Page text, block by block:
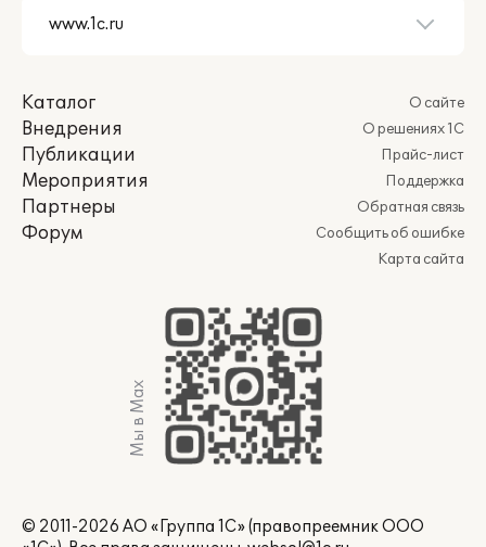
Каталог
Внедрения
Публикации
Мероприятия
Партнеры
Форум
О сайте
О решениях 1С
Прайс-лист
Поддержка
Обратная связь
Сообщить об ошибке
Карта сайта
Мы в Max
© 2011-2026 АО «Группа 1С» (правопреемник ООО